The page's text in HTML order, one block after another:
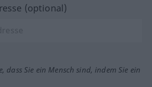
(optional)
dass Sie ein Mensch sind, indem Sie ein